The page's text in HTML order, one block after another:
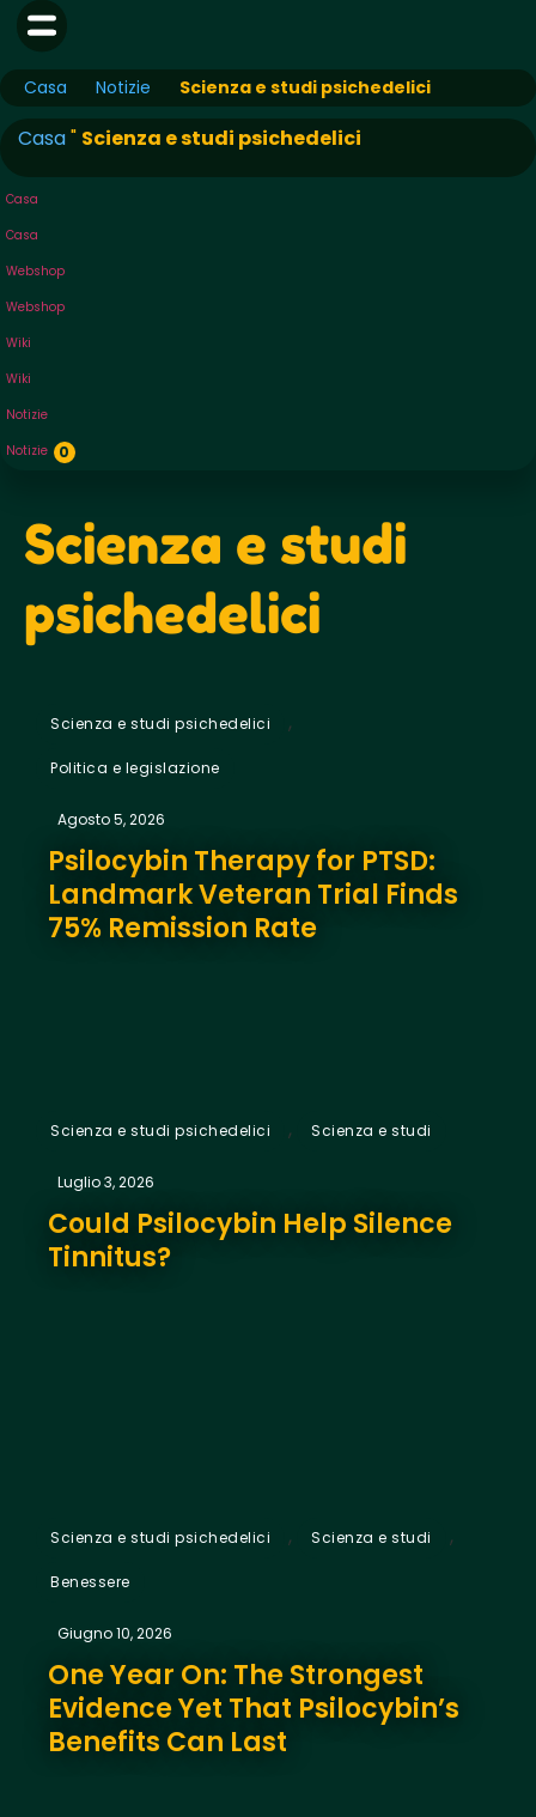
Casa Notizie Scienza e studi psichedelici
Casa" Scienza e studi psichedelici
Casa
Casa
Webshop
Webshop
Wiki
Wiki
Notizie
Notizie
0
Scienza e studi
psichedelici
Scienza e studi psichedelici ,
Politica e legislazione
Agosto 5, 2026
Psilocybin Therapy for PTSD:
Landmark Veteran Trial Finds
75% Remission Rate
Scienza e studi psichedelici , Scienza e studi
Luglio 3, 2026
Could Psilocybin Help Silence
Tinnitus?
Scienza e studi psichedelici , Scienza e studi ,
Benessere
Giugno 10, 2026
One Year On: The Strongest
Evidence Yet That Psilocybin’s
Benefits Can Last